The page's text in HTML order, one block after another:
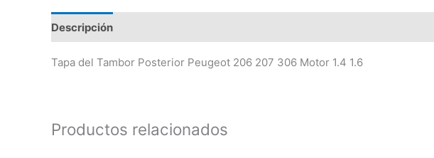
Descripción
Tapa del Tambor Posterior Peugeot 206 207 306 Motor 1.4 1.6
Productos relacionados